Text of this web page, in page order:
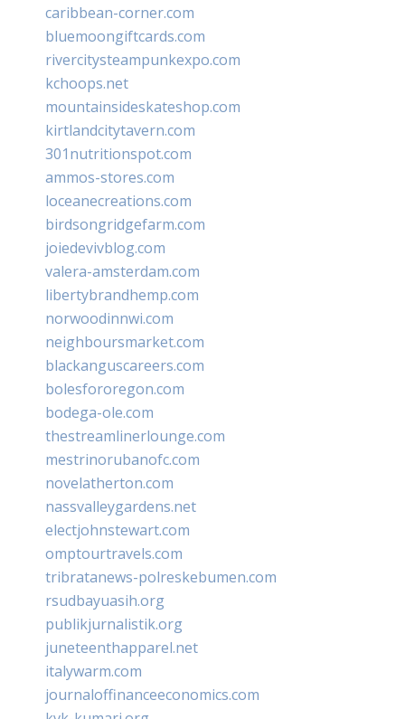
caribbean-corner.com
bluemoongiftcards.com
rivercitysteampunkexpo.com
kchoops.net
mountainsideskateshop.com
kirtlandcitytavern.com
301nutritionspot.com
ammos-stores.com
loceanecreations.com
birdsongridgefarm.com
joiedevivblog.com
valera-amsterdam.com
libertybrandhemp.com
norwoodinnwi.com
neighboursmarket.com
blackanguscareers.com
bolesfororegon.com
bodega-ole.com
thestreamlinerlounge.com
mestrinorubanofc.com
novelatherton.com
nassvalleygardens.net
electjohnstewart.com
omptourtravels.com
tribratanews-polreskebumen.com
rsudbayuasih.org
publikjurnalistik.org
juneteenthapparel.net
italywarm.com
journaloffinanceeconomics.com